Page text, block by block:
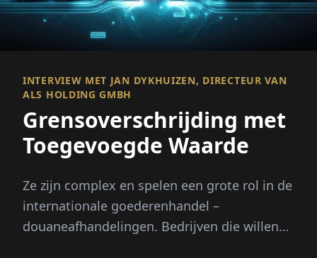
INTERVIEW MET JAN DYKHUIZEN, DIRECTEUR VAN
ALS HOLDING GMBH
Grensoverschrijding met
Toegevoegde Waarde
Ze zijn complex en spelen een grote rol in de
internationale goederenhandel –
douaneafhandelingen. Bedrijven die willen